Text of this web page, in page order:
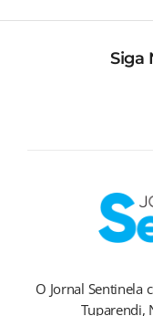
Siga
O Jornal Sentinela
Tuparendi,